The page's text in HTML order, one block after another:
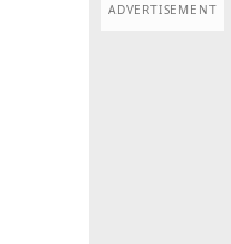
ADVERTISEMENT